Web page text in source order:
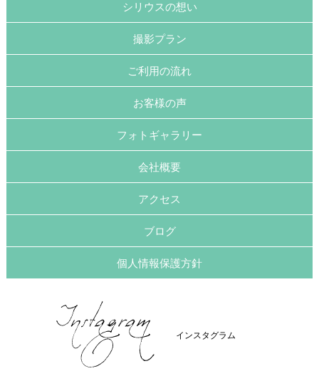
シリウスの想い
撮影プラン
ご利用の流れ
お客様の声
フォトギャラリー
会社概要
アクセス
ブログ
個人情報保護方針
インスタグラム